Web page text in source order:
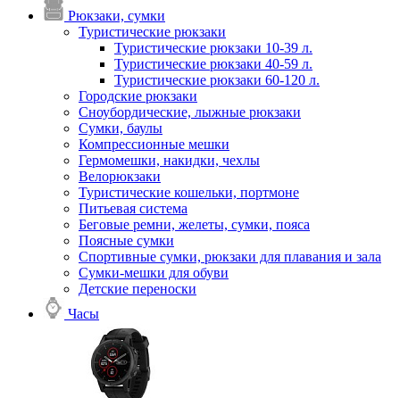
Рюкзаки, сумки
Туристические рюкзаки
Туристические рюкзаки 10-39 л.
Туристические рюкзаки 40-59 л.
Туристические рюкзаки 60-120 л.
Городские рюкзаки
Сноубордические, лыжные рюкзаки
Сумки, баулы
Компрессионные мешки
Гермомешки, накидки, чехлы
Велорюкзаки
Туристические кошельки, портмоне
Питьевая система
Беговые ремни, желеты, сумки, пояса
Поясные сумки
Спортивные сумки, рюкзаки для плавания и зала
Сумки-мешки для обуви
Детские переноски
Часы